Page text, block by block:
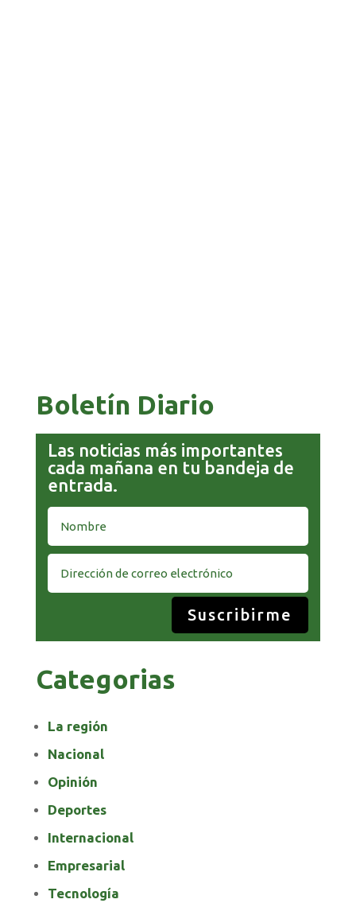
Boletín Diario
Las noticias más importantes
cada mañana en tu bandeja de
entrada.
Suscribirme
Categorias
La región
Nacional
Opinión
Deportes
Internacional
Empresarial
Tecnología